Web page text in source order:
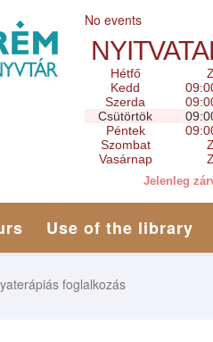
No events
Hétfő
Kedd
Szerda
Csütörtök
Péntek
Szombat
Vasárnap
Jelenleg
Use of the library
foglalkozás